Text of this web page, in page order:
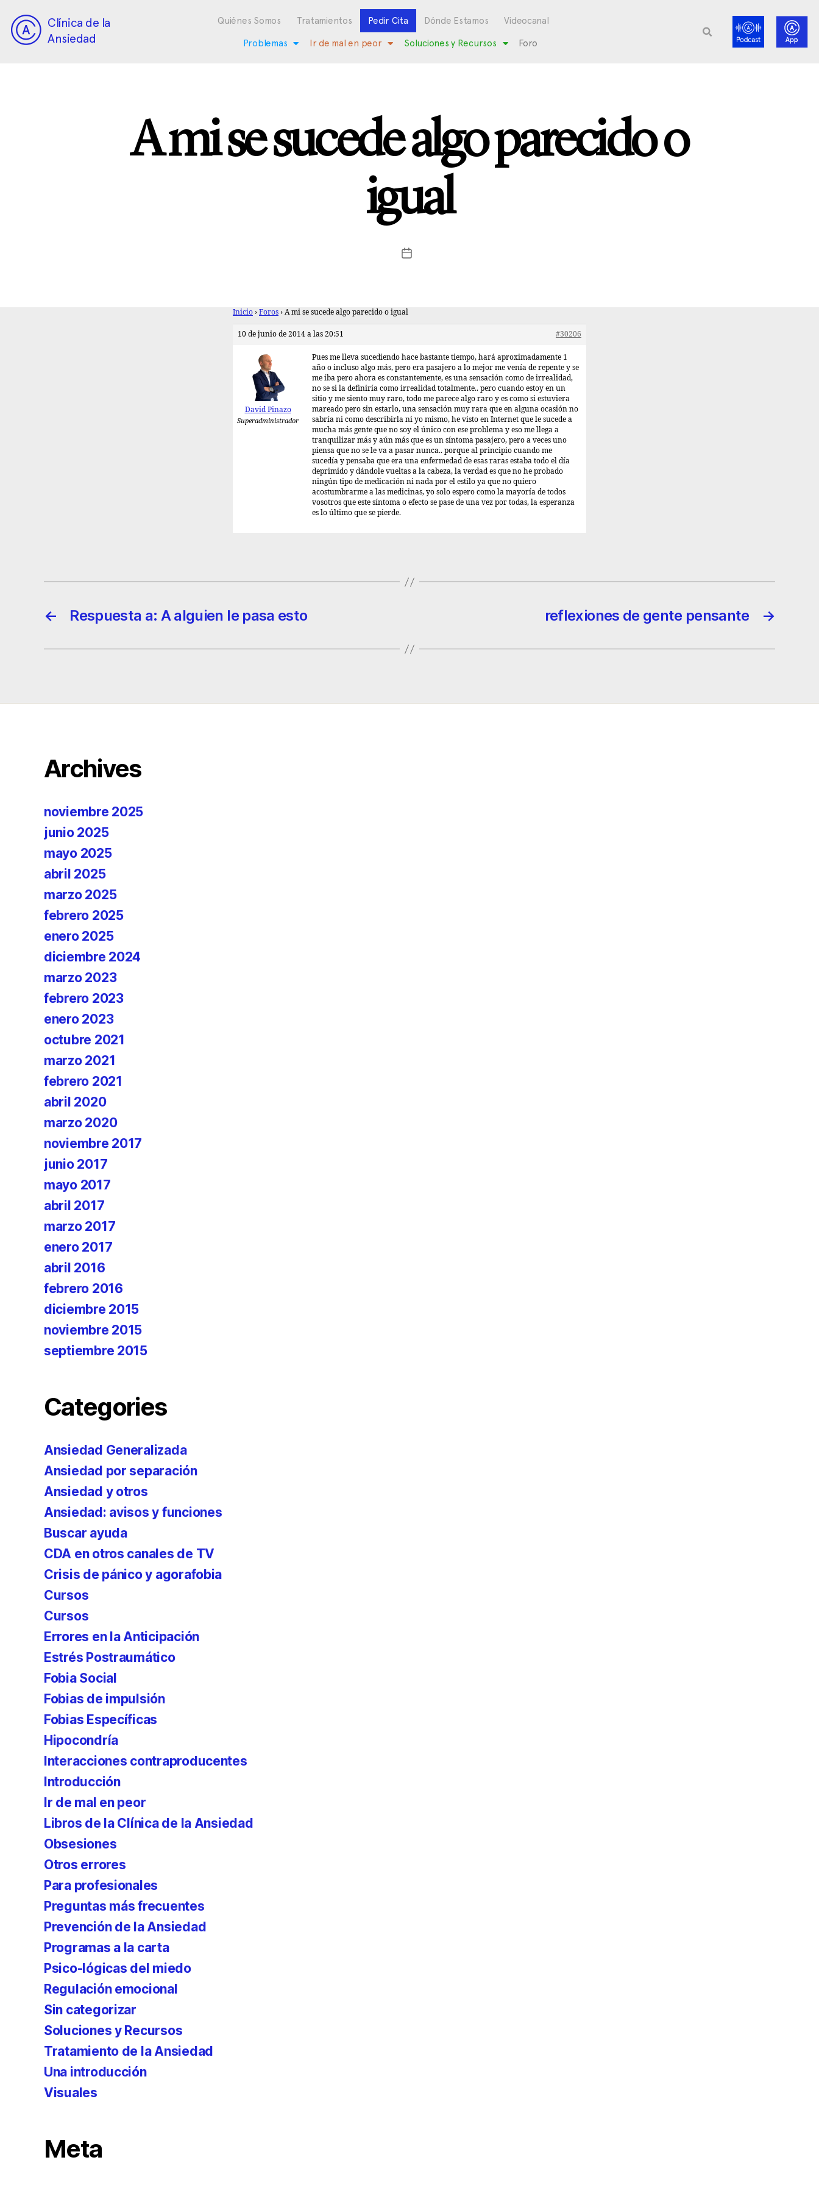
Clínica de la
Ansiedad
Quiénes Somos Tratamientos Pedir Cita Dónde Estamos Videocanal
Problemas Ir de mal en peor Soluciones y Recursos Foro
A mi se sucede algo parecido o
igual
Inicio › Foros › A mi se sucede algo parecido o igual
10 de junio de 2014 a las 20:51 #30206
David Pinazo
Superadministrador
Pues me lleva sucediendo hace bastante tiempo, hará aproximadamente 1
año o incluso algo más, pero era pasajero a lo mejor me venía de repente y se
me iba pero ahora es constantemente, es una sensación como de irrealidad,
no se si la definiría como irrealidad totalmente.. pero cuando estoy en un
sitio y me siento muy raro, todo me parece algo raro y es como si estuviera
mareado pero sin estarlo, una sensación muy rara que en alguna ocasión no
sabría ni como describirla ni yo mismo, he visto en Internet que le sucede a
mucha más gente que no soy el único con ese problema y eso me llega a
tranquilizar más y aún más que es un síntoma pasajero, pero a veces uno
piensa que no se le va a pasar nunca.. porque al principio cuando me
sucedía y pensaba que era una enfermedad de esas raras estaba todo el día
deprimido y dándole vueltas a la cabeza, la verdad es que no he probado
ningún tipo de medicación ni nada por el estilo ya que no quiero
acostumbrarme a las medicinas, yo solo espero como la mayoría de todos
vosotros que este síntoma o efecto se pase de una vez por todas, la esperanza
es lo último que se pierde.
← Respuesta a: A alguien le pasa esto →
reflexiones de gente pensante
Archives
noviembre 2025
junio 2025
mayo 2025
abril 2025
marzo 2025
febrero 2025
enero 2025
diciembre 2024
marzo 2023
febrero 2023
enero 2023
octubre 2021
marzo 2021
febrero 2021
abril 2020
marzo 2020
noviembre 2017
junio 2017
mayo 2017
abril 2017
marzo 2017
enero 2017
abril 2016
febrero 2016
diciembre 2015
noviembre 2015
septiembre 2015
Categories
Ansiedad Generalizada
Ansiedad por separación
Ansiedad y otros
Ansiedad: avisos y funciones
Buscar ayuda
CDA en otros canales de TV
Crisis de pánico y agorafobia
Cursos
Cursos
Errores en la Anticipación
Estrés Postraumático
Fobia Social
Fobias de impulsión
Fobias Específicas
Hipocondría
Interacciones contraproducentes
Introducción
Ir de mal en peor
Libros de la Clínica de la Ansiedad
Obsesiones
Otros errores
Para profesionales
Preguntas más frecuentes
Prevención de la Ansiedad
Programas a la carta
Psico-lógicas del miedo
Regulación emocional
Sin categorizar
Soluciones y Recursos
Tratamiento de la Ansiedad
Una introducción
Visuales
Meta